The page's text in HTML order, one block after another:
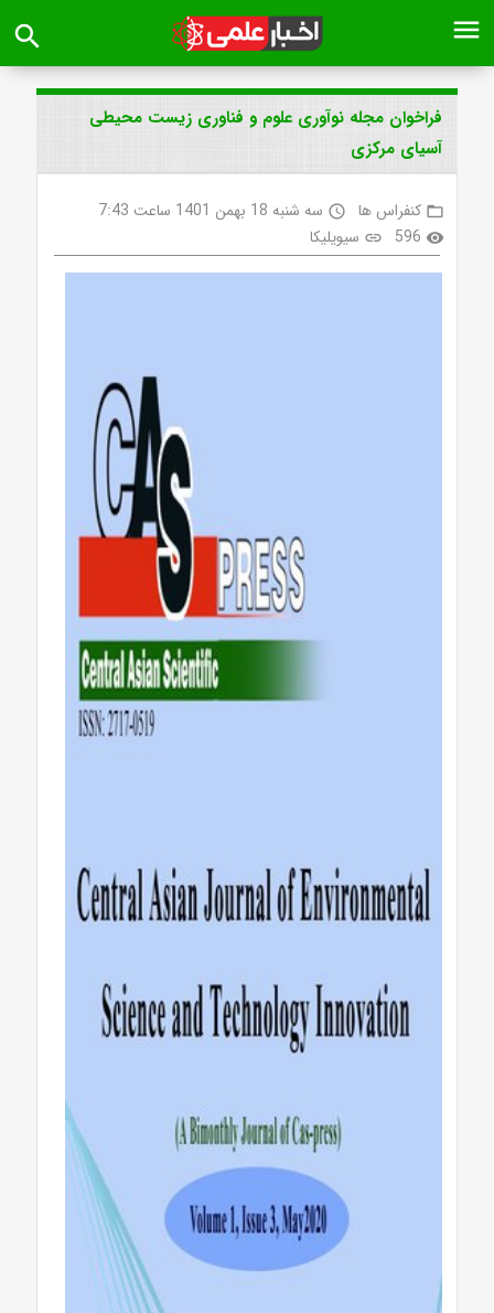
menu
search
فراخوان مجله نوآوری علوم و فناوری زیست محیطی
آسیای مرکزی
folder_open کنفراس ها access_time سه شنبه 18 بهمن 1401 ساعت 7:43
visibility
596
link سیویلیکا